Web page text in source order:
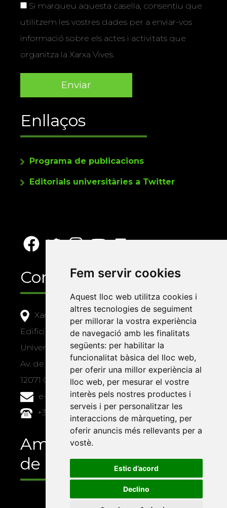
Fem servir cookies
Aquest lloc web utilitza cookies i
altres tecnologies de seguiment
per millorar la vostra experiència
de navegació amb les finalitats
següents: per habilitar la
funcionalitat bàsica del lloc web,
per oferir una millor experiència al
lloc web, per mesurar el vostre
interès pels nostres productes i
serveis i per personalitzar les
interaccions de màrqueting, per
oferir anuncis més rellevants per a
vostè.
Estic d’acord
Declino
Si marqueu aquesta casella, consentiu que
utilitzem les vostres dades per a enviar-vos
informació sobre els actes i activitats que
organitza la Xarxa Vives.
Enllaços
Programa de publicacions
Editorials universitàries a Twitter
Contacte
Xarxa Vives d'Universitats
Edifici Àgora
Universitat Jaume I, local 10
Av. de Vicent Sos Baynat, s/n
12071 Castelló de la Plana
e-buc@vives.org
+34 964 72 89 93
Amb el suport
de